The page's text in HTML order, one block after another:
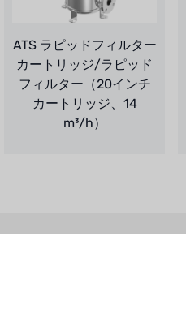
ATS ラピッドフィルター
カートリッジ/ラピッド
フィルター（20インチ
カートリッジ、14
m³/h）